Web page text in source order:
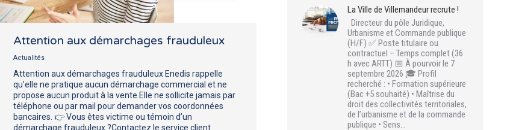
Attention aux démarchages frauduleux
Actualités
Attention aux démarchages frauduleux Enedis rappelle
qu’elle ne pratique aucun démarchage commercial et ne
propose aucun produit à la vente.Elle ne sollicite jamais par
téléphone ou par mail pour demander vos coordonnées
bancaires. 👉 Vous êtes victime ou témoin d’un
démarchage frauduleux ?Contactez le service client
La Ville de Villemandeur recrute !
Directeur du pôle Juridique,
Urbanisme et Commande publique
(H/F) ✅ Poste titulaire ou
contractuel – Temps complet (36
h avec ARTT) 📅 À pourvoir le 7
septembre 2026 🎓 Profil
recherché : • Formation supérieure
(Bac +5 souhaité) • Maîtrise du
droit des collectivités territoriales,
de l’urbanisme et de la commande
publique • Sens…